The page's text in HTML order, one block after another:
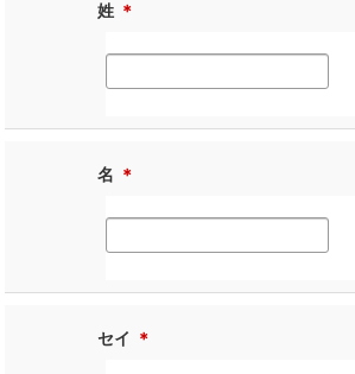
姓 ＊
名 ＊
セイ ＊